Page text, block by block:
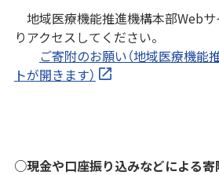
地域医療機能推進機構本部Web
りアクセスしてください。
ご寄附のお願い（地域医療機能
トが開きます）
○現金や口座振り込みなどによる